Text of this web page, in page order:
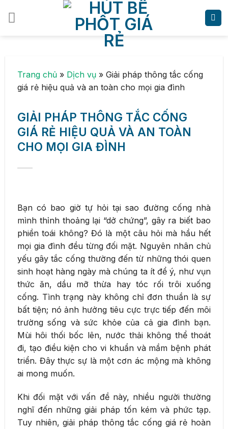
Trang chủ » Dịch vụ » Giải pháp thông tắc cống
giá rẻ hiệu quả và an toàn cho mọi gia đình
GIẢI PHÁP THÔNG TẮC CỐNG
GIÁ RẺ HIỆU QUẢ VÀ AN TOÀN
CHO MỌI GIA ĐÌNH
Bạn có bao giờ tự hỏi tại sao đường cống nhà
mình thỉnh thoảng lại “dở chứng”, gây ra biết bao
phiền toái không? Đó là một câu hỏi mà hầu hết
mọi gia đình đều từng đối mặt. Nguyên nhân chủ
yếu gây tắc cống thường đến từ những thói quen
sinh hoạt hàng ngày mà chúng ta ít để ý, như vụn
thức ăn, dầu mỡ thừa hay tóc rối trôi xuống
cống. Tình trạng này không chỉ đơn thuần là sự
bất tiện; nó ảnh hưởng tiêu cực trực tiếp đến môi
trường sống và sức khỏe của cả gia đình bạn.
Mùi hôi thối bốc lên, nước thải không thể thoát
đi, tạo điều kiện cho vi khuẩn và mầm bệnh phát
triển. Đây thực sự là một cơn ác mộng mà không
ai mong muốn.
Khi đối mặt với vấn đề này, nhiều người thường
nghĩ đến những giải pháp tốn kém và phức tạp.
Tuy nhiên, giải pháp thông tắc cống giá rẻ hoàn